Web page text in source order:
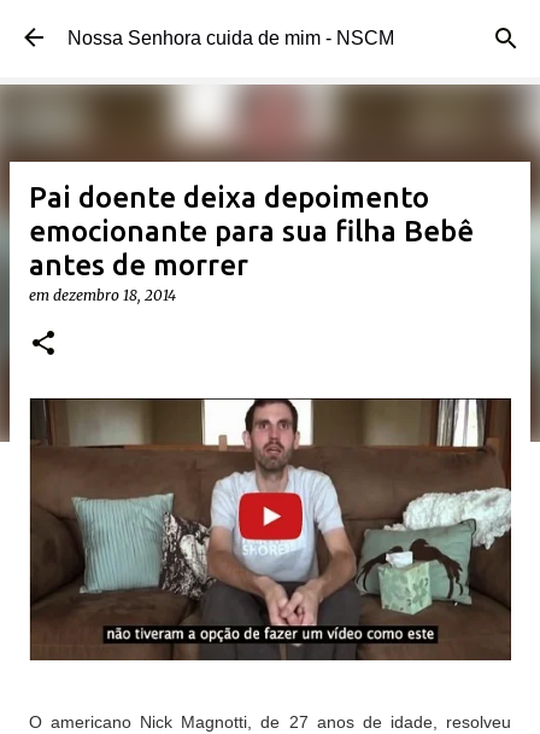
Pular para o conteúdo principal
Nossa Senhora cuida de mim - NSCM
Pai doente deixa depoimento
emocionante para sua filha Bebê
antes de morrer
em dezembro 18, 2014
O americano Nick Magnotti, de 27 anos de idade, resolveu